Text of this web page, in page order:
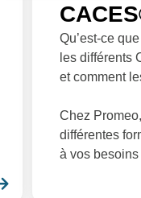
Qu’est-ce
les différents
et comment
Chez
différentes
à vos besoins